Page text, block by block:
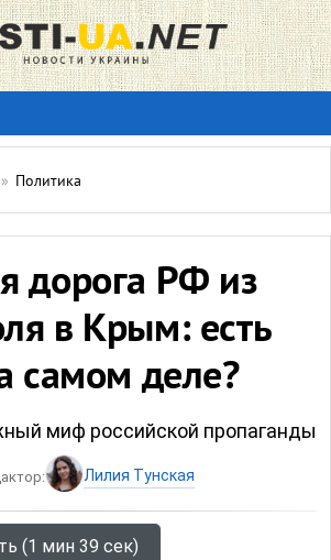
» Политика
дорога РФ из
в Крым: есть
самом деле?
миф российской пропаганды
Лилия Тунская
(1 мин 39 сек)